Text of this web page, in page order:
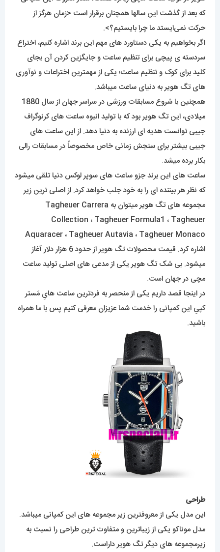
که بعد از گذشت این سالها همچنان برقرار است <زمان هرگز از
حرکت نمی‌ایستد ما چرا بایستیم؟>.
اگر بخواهیم به یکی دستاورد های مهم این برند اشاره کنیم، اختراع
سردسته ی پیچی برای تنظیم ساعت و جایگزین کردن آن بجای
کلید برای کوک و تنظیم ساعت؛ یکی از مهمترین اختراعات و نوآوری
های تگ هویر به دنیای ساعت میباشد.
همچنین با شروع مسابقات ورزشی در سراسر جهان از سال 1880
میلادی، این تگ هویر بود که با تولید انبوه ساعت های کرنوگراف
جیبی توانست هدیه ای ارزنده به دنیا دهد. از این ساعت های
جیبی بیشتر برای سنجش زمانی خاص مخصوصاً در مسابقات رالی
بکار برده میشد.
ساعت های این برند جزو ساعت های سوپر لوکس دنیا تلقی میشود
که نظر هر بیننده ای را به خود جلب خواهد کرد. از اصلی ترین زیر
مجموعه های تگ هویر میتوان به Tagheuer Carrera
Collection ، Tagheuer Formula1 ، Tagheuer
Aquaracer ، Tagheuer Autavia ، Tagheuer Monaco
اشاره کرد. قیمت محصولات تگ هویر از حدود 6 هزار دلار آغاز
میشود. بی شک تگ هویر یکی از مدعی های اصلی تولید ساعت
مچی در جهان است.
در اینجا قصد داریم یکی از منحصر به فردترین ساعت هایِ مَستر
کپیِ این کمپانی را خدمت شما عزیزان معرفی کنیم پس با ما همراه
باشید.
طراحی
این مدل یکی از معروفترین زیر مجموعه های این کمپانی میباشد.
مدل موناکو یکی از زیباترین و متفاوت ترین طراحی را نسبت به
زیرمجموعه های دیگر تگ هویر داراست.